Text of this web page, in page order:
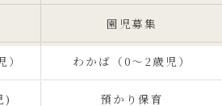
園児募集
わかば（0～2歳児）
) 預かり保育